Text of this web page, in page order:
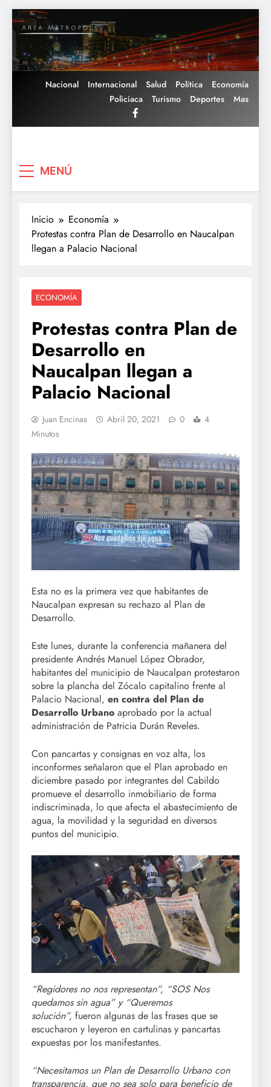
Saltar
al
contenido
Nacional Internacional Salud Política
Economía
Policiaca
Turismo Deportes Mas
MENÚ
Inicio
Economía
Protestas contra Plan de Desarrollo en Naucalpan
llegan a Palacio Nacional
ECONOMÍA
Protestas contra Plan de
Desarrollo en
Naucalpan llegan a
Palacio Nacional
Juan Encinas Abril 20, 2021 0
4
Minutos
Esta no es la primera vez que habitantes de
Naucalpan expresan su rechazo al Plan de
Desarrollo.
Este lunes, durante la conferencia mañanera del
presidente Andrés Manuel López Obrador,
habitantes del municipio de Naucalpan protestaron
sobre la plancha del Zócalo capitalino frente al
Palacio Nacional, en contra del Plan de
Desarrollo Urbano aprobado por la actual
administración de Patricia Durán Reveles.
Con pancartas y consignas en voz alta, los
inconformes señalaron que el Plan aprobado en
diciembre pasado por integrantes del Cabildo
promueve el desarrollo inmobiliario de forma
indiscriminada, lo que afecta el abastecimiento de
agua, la movilidad y la seguridad en diversos
puntos del municipio.
“Regidores no nos representan”, “SOS Nos
quedamos sin agua” y “Queremos
solución”, fueron algunas de las frases que se
escucharon y leyeron en cartulinas y pancartas
expuestas por los manifestantes.
“Necesitamos un Plan de Desarrollo Urbano con
transparencia, que no sea solo para beneficio de